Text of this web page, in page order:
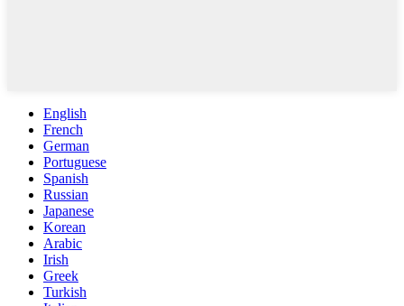
English
French
German
Portuguese
Spanish
Russian
Japanese
Korean
Arabic
Irish
Greek
Turkish